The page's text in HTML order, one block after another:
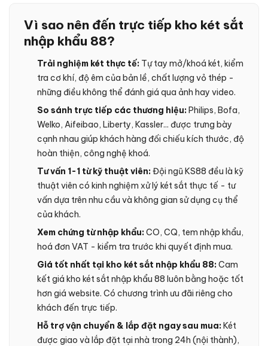
Vì sao nên đến trực tiếp kho két sắt
nhập khẩu 88?
Trải nghiệm két thực tế: Tự tay mở/khoá két, kiểm
tra cơ khí, độ êm của bản lề, chất lượng vỏ thép -
những điều không thể đánh giá qua ảnh hay video.
So sánh trực tiếp các thương hiệu:Philips, Bofa,
Welko, Aifeibao, Liberty, Kassler... được trưng bày
cạnh nhau giúp khách hàng đối chiếu kích thước, độ
hoàn thiện, công nghệ khoá.
Tư vấn 1-1 từ kỹ thuật viên:Đội ngũ KS88 đều là kỹ
thuật viên có kinh nghiệm xử lý két sắt thực tế - tư
vấn dựa trên nhu cầu và không gian sử dụng cụ thể
của khách.
Xem chứng từ nhập khẩu:CO, CQ, tem nhập khẩu,
hoá đơn VAT - kiểm tra trước khi quyết định mua.
Giá tốt nhất tại kho két sắt nhập khẩu 88:Cam
kết giá kho két sắt nhập khẩu 88 luôn bằng hoặc tốt
hơn giá website. Có chương trình ưu đãi riêng cho
khách đến trực tiếp.
Hỗ trợ vận chuyển & lắp đặt ngay sau mua:Két
được giao và lắp đặt tại nhà trong 24h (nội thành),